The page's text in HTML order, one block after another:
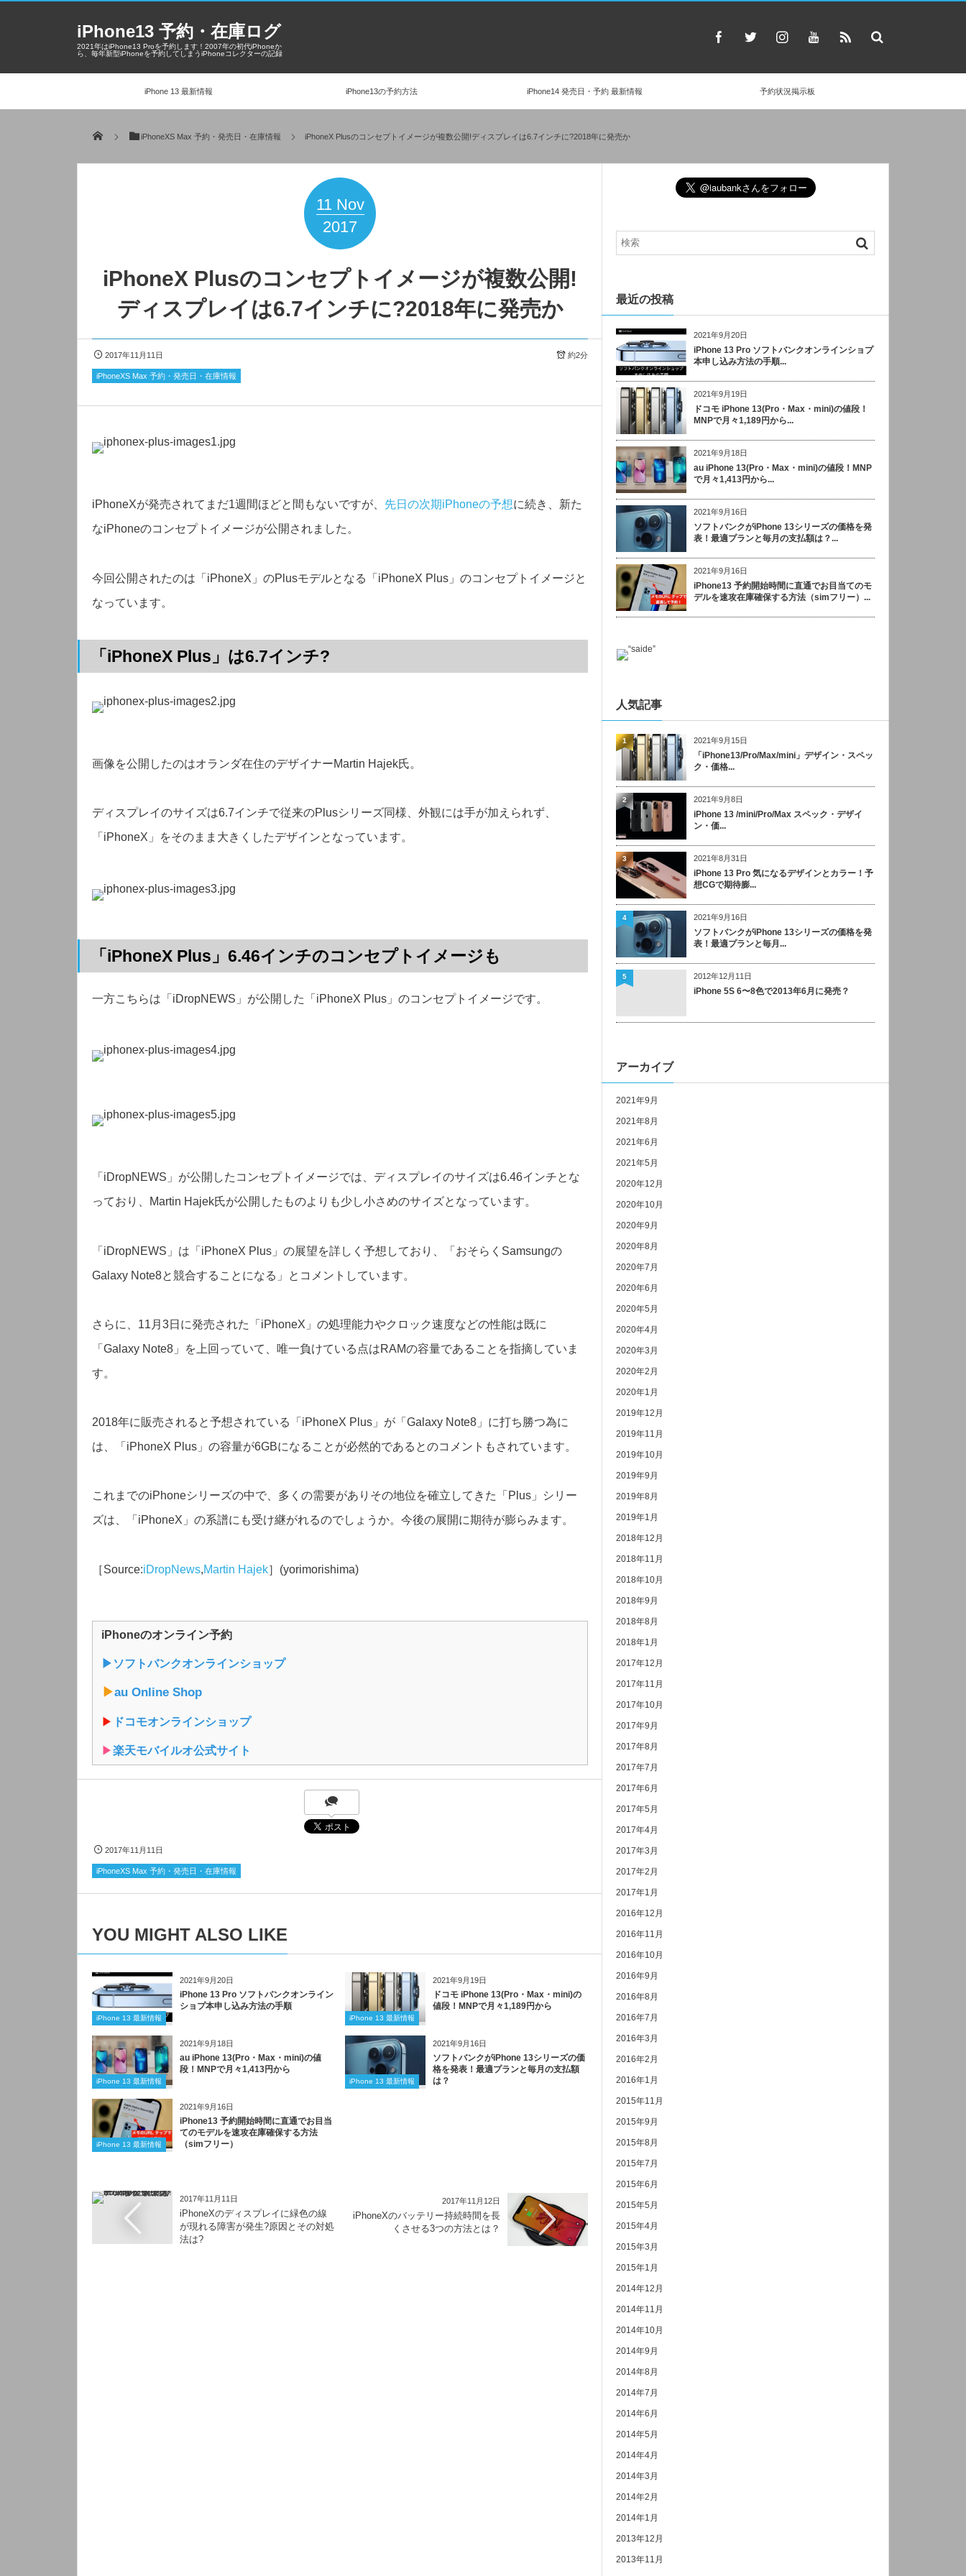
iPhone13 予約・在庫ログ
2021年はiPhone13 Proを予約します！2007年の初代iPhoneか
ら、毎年新型iPhoneを予約してしまうiPhoneコレクターの記録
iPhone 13 最新情報 iPhone13の予約方法 iPhone14 発売日・予約 最新情報 予約状況掲示板
iPhoneXS Max 予約・発売日・在庫情報 iPhoneX Plusのコンセプトイメージが複数公開!ディスプレイは6.7インチに?2018年に発売か
11 Nov
2017
iPhoneX Plusのコンセプトイメージが複数公開!
ディスプレイは6.7インチに?2018年に発売か
2017年11月11日 約2分
iPhoneXS Max 予約・発売日・在庫情報
iPhoneXが発売されてまだ1週間ほどと間もないですが、 先日の次期iPhoneの予想に続き、新た
なiPhoneのコンセプトイメージが公開されました。
今回公開されたのは「iPhoneX」のPlusモデルとなる「iPhoneX Plus」のコンセプトイメージと
なっています。
「iPhoneX Plus」は6.7インチ?
画像を公開したのはオランダ在住のデザイナーMartin Hajek氏。
ディスプレイのサイズは6.7インチで従来のPlusシリーズ同様、外観には手が加えられず、
「iPhoneX」をそのまま大きくしたデザインとなっています。
「iPhoneX Plus」6.46インチのコンセプトイメージも
一方こちらは「iDropNEWS」が公開した「iPhoneX Plus」のコンセプトイメージです。
「iDropNEWS」が公開したコンセプトイメージでは、ディスプレイのサイズは6.46インチとな
っており、Martin Hajek氏が公開したものよりも少し小さめのサイズとなっています。
「iDropNEWS」は「iPhoneX Plus」の展望を詳しく予想しており、「おそらくSamsungの
Galaxy Note8と競合することになる」とコメントしています。
さらに、11月3日に発売された「iPhoneX」の処理能力やクロック速度などの性能は既に
「Galaxy Note8」を上回っていて、唯一負けている点はRAMの容量であることを指摘していま
す。
2018年に販売されると予想されている「iPhoneX Plus」が「Galaxy Note8」に打ち勝つ為に
は、「iPhoneX Plus」の容量が6GBになることが必然的であるとのコメントもされています。
これまでのiPhoneシリーズの中で、多くの需要がありその地位を確立してきた「Plus」シリー
ズは、「iPhoneX」の系譜にも受け継がれるのでしょうか。今後の展開に期待が膨らみます。
［Source:iDropNews,Martin Hajek］(yorimorishima)
iPhoneのオンライン予約
▶︎ソフトバンクオンラインショップ
▶︎au Online Shop
▶︎ ドコモオンラインショップ
▶︎楽天モバイルオ公式サイト
2017年11月11日
iPhoneXS Max 予約・発売日・在庫情報
YOU MIGHT ALSO LIKE
2021年9月20日
iPhone 13 最新情報
iPhone 13 Pro ソフトバンクオンライン
ショプ本申し込み方法の手順
2021年9月19日
iPhone 13 最新情報
ドコモ iPhone 13(Pro・Max・mini)の
値段！MNPで月々1,189円から
2021年9月18日
iPhone 13 最新情報
au iPhone 13(Pro・Max・mini)の値
段！MNPで月々1,413円から
2021年9月16日
iPhone 13 最新情報
ソフトバンクがiPhone 13シリーズの価
格を発表！最適プランと毎月の支払額
は？
2021年9月16日
iPhone 13 最新情報
iPhone13 予約開始時間に直通でお目当
てのモデルを速攻在庫確保する方法
（simフリー）
2017年11月11日
iPhoneXのディスプレイに緑色の線
が現れる障害が発生?原因とその対処
法は?
2017年11月12日
iPhoneXのバッテリー持続時間を長
くさせる3つの方法とは？
最近の投稿
2021年9月20日
iPhone 13 Pro ソフトバンクオンラインショプ
本申し込み方法の手順...
2021年9月19日
ドコモ iPhone 13(Pro・Max・mini)の値段！
MNPで月々1,189円から...
2021年9月18日
au iPhone 13(Pro・Max・mini)の値段！MNP
で月々1,413円から...
2021年9月16日
ソフトバンクがiPhone 13シリーズの価格を発
表！最適プランと毎月の支払額は？...
2021年9月16日
iPhone13 予約開始時間に直通でお目当てのモ
デルを速攻在庫確保する方法（simフリー）...
人気記事
2021年9月15日
「iPhone13/Pro/Max/mini」デザイン・スペッ
ク・価格...
1
2021年9月8日
iPhone 13 /mini/Pro/Max スペック・デザイ
ン・価...
2
2021年8月31日
iPhone 13 Pro 気になるデザインとカラー！予
想CGで期待膨...
3
2021年9月16日
ソフトバンクがiPhone 13シリーズの価格を発
表！最適プランと毎月...
4
2012年12月11日
iPhone 5S 6〜8色で2013年6月に発売？
5
アーカイブ
2021年9月
2021年8月
2021年6月
2021年5月
2020年12月
2020年10月
2020年9月
2020年8月
2020年7月
2020年6月
2020年5月
2020年4月
2020年3月
2020年2月
2020年1月
2019年12月
2019年11月
2019年10月
2019年9月
2019年8月
2019年1月
2018年12月
2018年11月
2018年10月
2018年9月
2018年8月
2018年1月
2017年12月
2017年11月
2017年10月
2017年9月
2017年8月
2017年7月
2017年6月
2017年5月
2017年4月
2017年3月
2017年2月
2017年1月
2016年12月
2016年11月
2016年10月
2016年9月
2016年8月
2016年7月
2016年3月
2016年2月
2016年1月
2015年11月
2015年9月
2015年8月
2015年7月
2015年6月
2015年5月
2015年4月
2015年3月
2015年1月
2014年12月
2014年11月
2014年10月
2014年9月
2014年8月
2014年7月
2014年6月
2014年5月
2014年4月
2014年3月
2014年2月
2014年1月
2013年12月
2013年11月